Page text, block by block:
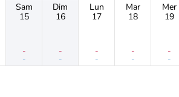
Sam
15
-
-
Dim
16
-
-
Lun
17
-
-
Mar
18
-
-
Mer
19
-
-